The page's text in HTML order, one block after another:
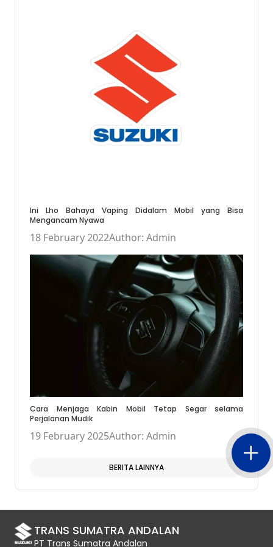
Ini Lho Bahaya Vaping Didalam Mobil yang Bisa
Mengancam Nyawa
18 February 2022Author: Admin
Cara Menjaga Kabin Mobil Tetap Segar selama
Perjalanan Mudik
19 February 2025Author: Admin
BERITA LAINNYA
TRANS SUMATRA ANDALAN
PT Trans Sumatra Andalan